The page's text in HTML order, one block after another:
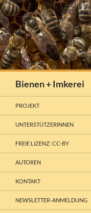
Zum
Inhalt
springen
Bienen + Imkerei
PROJEKT
UNTERSTÜTZERINNEN
FREIE LIZENZ: CC-BY
AUTOREN
KONTAKT
NEWSLETTER-ANMELDUNG